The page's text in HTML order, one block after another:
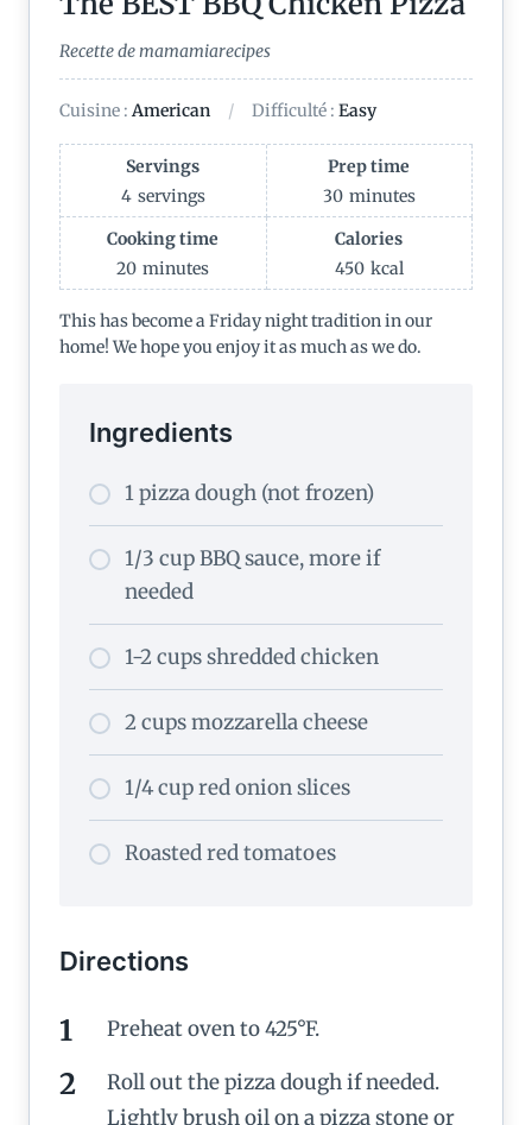
Recette de mamamiarecipes
Cuisine : American Difficulté : Easy
Servings
4 servings
Prep time
30 minutes
Cooking time
20 minutes
Calories
450 kcal
This has become a Friday night tradition in our
home! We hope you enjoy it as much as we do.
Ingredients
1 pizza dough (not frozen)
1/3 cup BBQ sauce, more if
needed
1-2 cups shredded chicken
2 cups mozzarella cheese
1/4 cup red onion slices
Roasted red tomatoes
Directions
Preheat oven to 425°F.
Roll out the pizza dough if needed.
Lightly brush oil on a pizza stone or